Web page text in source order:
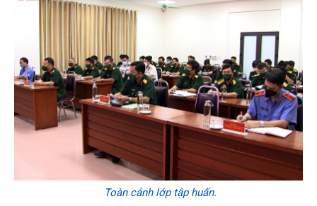
Toàn cảnh lớp tập huấn.